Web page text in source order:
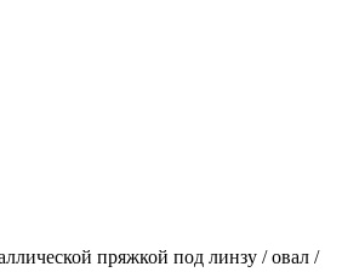
пряжкой под линзу / овал /